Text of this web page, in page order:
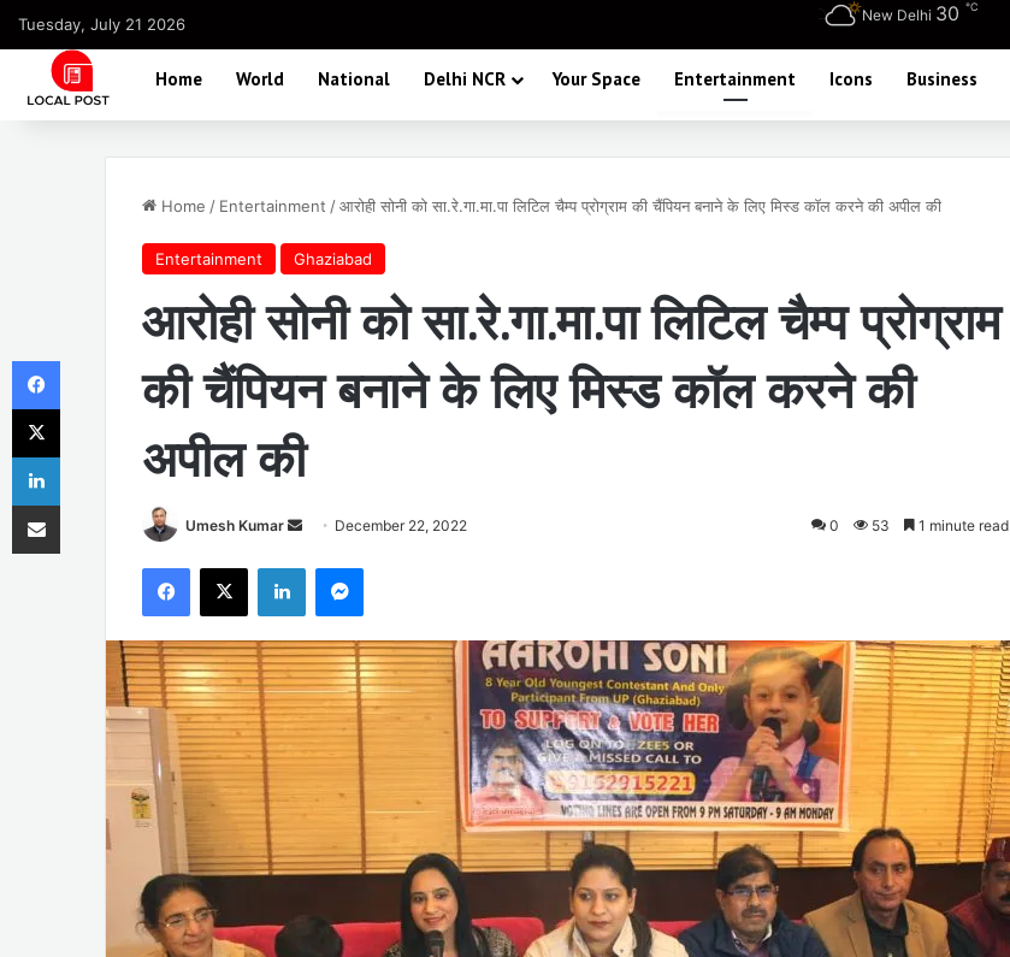
Tuesday, July 21 2026 New Delhi 30 ℃
Home World National Delhi NCR Your Space Entertainment Icons Business
Home / Entertainment /आरोही सोनी को सा.रे.गा.मा.पा लिटिल चैम्प प्रोग्राम की चैंपियन बनाने के लिए मिस्ड काॅल करने की अपील की
Entertainment Ghaziabad
आरोही सोनी को सा.रे.गा.मा.पा लिटिल चैम्प प्रोग्राम
की चैंपियन बनाने के लिए मिस्ड काॅल करने की
अपील की
Umesh Kumar
Send
email
December 22, 2022 0 53 1 minute read
Facebook
X LinkedInMessenger
Facebook
X
LinkedIn
Share via Email